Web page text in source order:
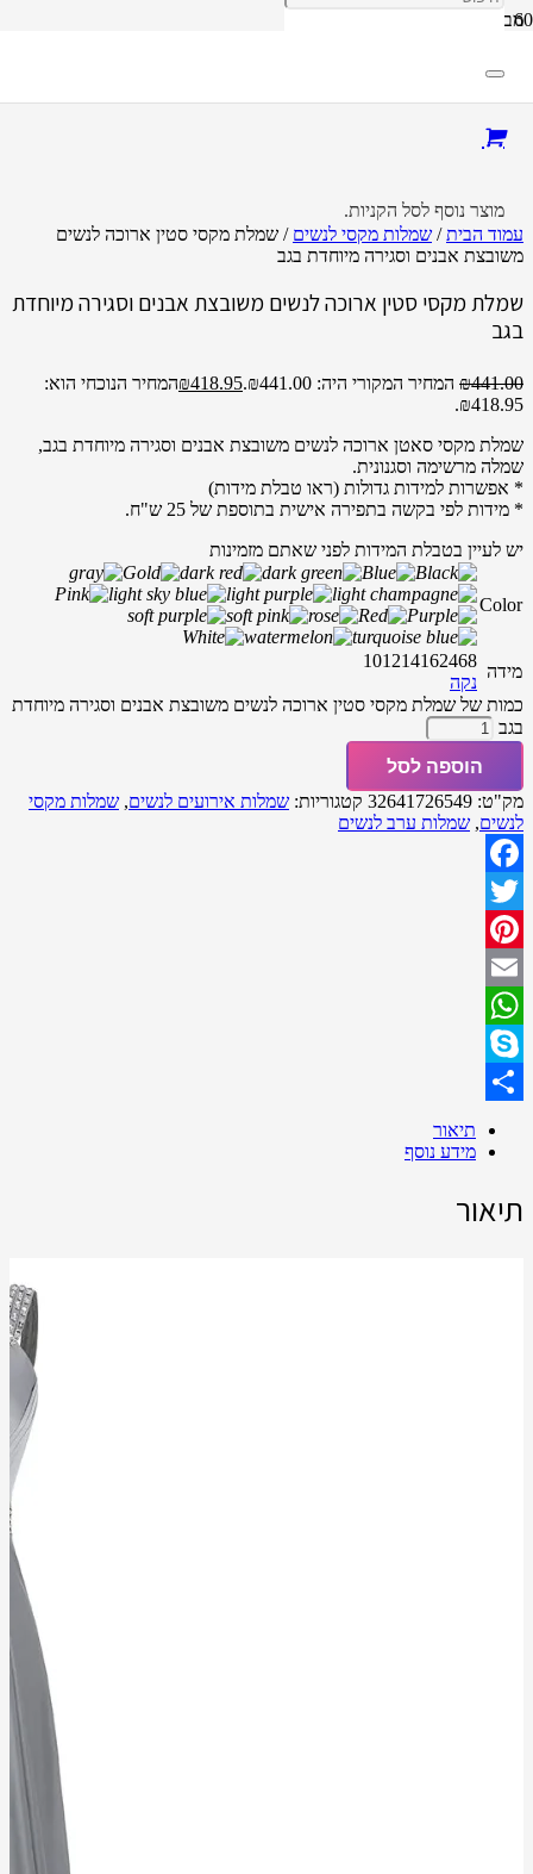
מוצר נוסף לסל הקניות.
מבצע!
עמוד הבית/ שמלות מקסי לנשים / שמלת מקסי סטין ארוכה לנשים
משובצת אבנים וסגירה מיוחדת בגב
שמלת מקסי סטין ארוכה לנשים משובצת אבנים וסגירה מיוחדת
בגב
₪441.00 המחיר המקורי היה: ₪441.00. ₪418.95
המחיר הנוכחי הוא:
₪418.95.
שמלת מקסי סאטן ארוכה לנשים משובצת אבנים וסגירה מיוחדת בגב,
שמלה מרשימה וסגנונית.
* אפשרות למידות גדולות (ראו טבלת מידות)
* מידות לפי בקשה בתפירה אישית בתוספת של 25 ש"ח.
יש לעיין בטבלת המידות לפני שאתם מזמינות
Color
מידה
101214162468
נקה
כמות של שמלת מקסי סטין ארוכה לנשים משובצת אבנים וסגירה מיוחדת
בגב
הוספה לסל
מק"ט: 32641726549 קטגוריות: שמלות אירועים לנשים, שמלות מקסי
לנשים, שמלות ערב לנשים
Facebook
Twitter
Pinterest
Email
WhatsApp
Skype
תיאור
מידע נוסף
תיאור